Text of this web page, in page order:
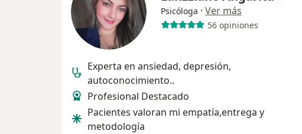
Psicóloga · Ver más
56 opiniones
Experta en ansiedad, depresión,
autoconocimiento..
Profesional Destacado
Pacientes valoran mi empatía,entrega y
metodología